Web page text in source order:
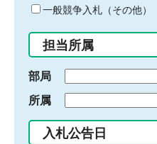
ド
入
力
一般競争入札（その他）
担当所属
部局
所属
入札公告日